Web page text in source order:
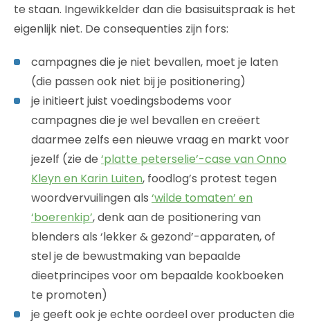
te staan. Ingewikkelder dan die basisuitspraak is het
eigenlijk niet. De consequenties zijn fors:
campagnes die je niet bevallen, moet je laten
(die passen ook niet bij je positionering)
je initieert juist voedingsbodems voor
campagnes die je wel bevallen en creëert
daarmee zelfs een nieuwe vraag en markt voor
jezelf (zie de ‘platte peterselie’-case van Onno
Kleyn en Karin Luiten, foodlog’s protest tegen
woordvervuilingen als ‘wilde tomaten’ en
‘boerenkip’, denk aan de positionering van
blenders als ‘lekker & gezond’-apparaten, of
stel je de bewustmaking van bepaalde
dieetprincipes voor om bepaalde kookboeken
te promoten)
je geeft ook je echte oordeel over producten die